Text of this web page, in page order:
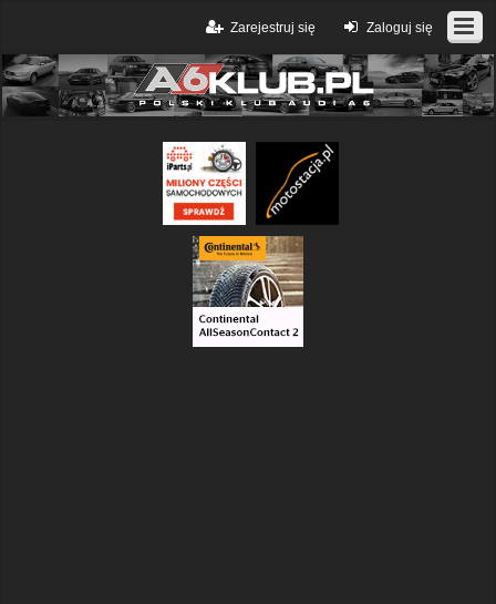
Zaloguj się
Zarejestruj się